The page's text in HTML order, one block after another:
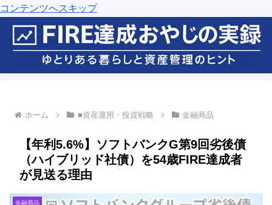
コンテンツへスキップ
ホーム ■資産運用・投資戦略 金融商品
【年利5.6%】ソフトバンクG第9回劣後債
（ハイブリッド社債）を54歳FIRE達成者
が見送る理由
金融商品